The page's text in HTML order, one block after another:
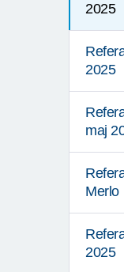
2025
2025
maj
Merlo
2025